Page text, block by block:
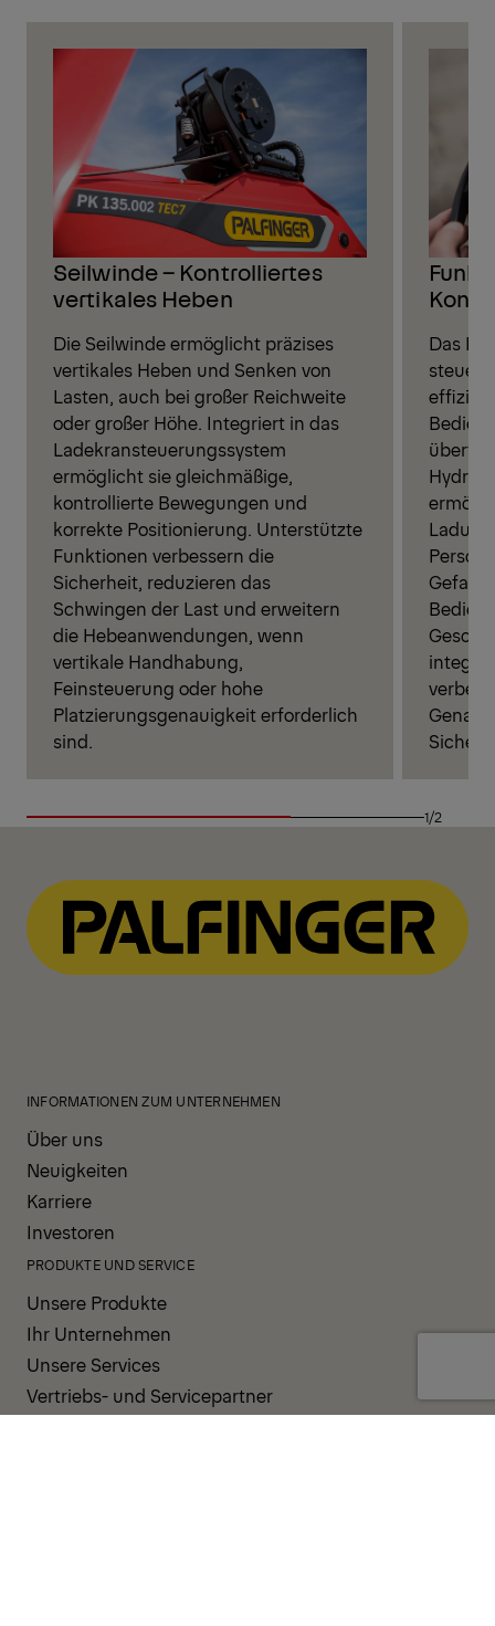
Seilwinde – Kontrolliertes
vertikales Heben
Die Seilwinde ermöglicht präzises
vertikales Heben und Senken von
Lasten, auch bei großer Reichweite
oder großer Höhe. Integriert in das
Ladekransteuerungssystem
ermöglicht sie gleichmäßige,
kontrollierte Bewegungen und
korrekte Positionierung. Unterstützte
Funktionen verbessern die
Sicherheit, reduzieren das
Schwingen der Last und erweitern
die Hebeanwendungen, wenn
vertikale Handhabung,
Feinsteuerung oder hohe
Platzierungsgenauigkeit erforderlich
sind.
Das
steuert
Person
1/2
INFORMATIONEN ZUM UNTERNEHMEN
Über uns
Neuigkeiten
Karriere
Investoren
PRODUKTE UND SERVICE
Unsere Produkte
Ihr Unternehmen
Unsere Services
Vertriebs- und Servicepartner